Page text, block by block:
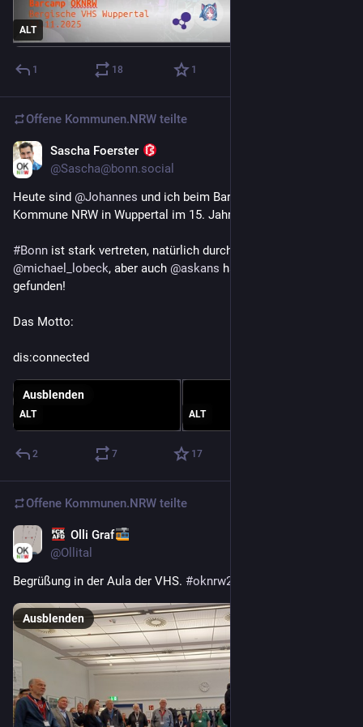
ALT
1 18 1
Offene Kommunen.NRW teilte
Sascha Foerster
@Sascha@bonn.social
Heute sind @Johannes und ich beim Barcamp Offene
Kommune NRW in Wuppertal im 15. Jahr!
#Bonn ist stark vertreten, natürlich durch
@michael_lobeck, aber auch @askans haben wir sofort
gefunden!
Das Motto:
dis:connected
ALT ALT
Ausblenden
2 7 17
Offene Kommunen.NRW teilte
Olli Graf
@Ollital
Begrüßung in der Aula der VHS. #oknrw25
Ausblenden